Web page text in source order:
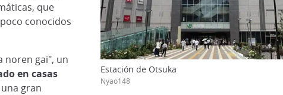
que
conocidos
noren gai", un
en casas
gran
Estación de Otsuka
Nyao148